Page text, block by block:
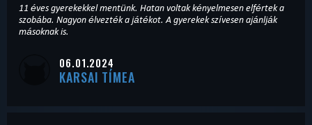
11 éves gyerekekkel mentünk. Hatan voltak kényelmesen elfértek a
szobába. Nagyon élvezték a játékot. A gyerekek szívesen ajánlják
másoknak is.
06.01.2024
KARSAI TÍMEA